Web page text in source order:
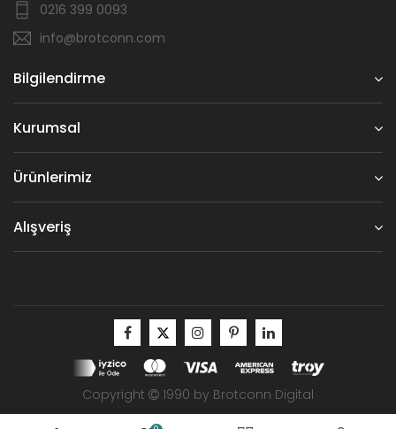
0216 399 0093
info@brotconn.com
Bilgilendirme
Kurumsal
Ürünlerimiz
Alışveriş
Copyright 1990 by Brotconn Digital